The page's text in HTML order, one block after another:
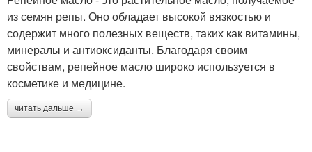
из семян репы. Оно обладает высокой вязкостью и
содержит много полезных веществ, таких как витамины,
минералы и антиоксиданты. Благодаря своим
свойствам, репейное масло широко используется в
косметике и медицине.
читать дальше →